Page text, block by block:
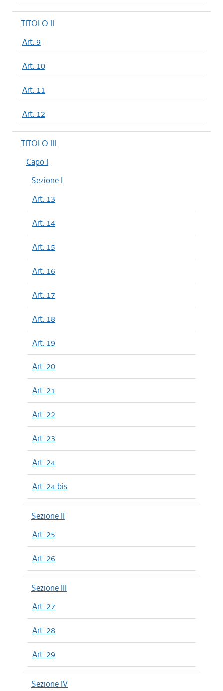
TITOLO II
Art. 9
Art. 10
Art. 11
Art. 12
TITOLO III
Capo I
Sezione I
Art. 13
Art. 14
Art. 15
Art. 16
Art. 17
Art. 18
Art. 19
Art. 20
Art. 21
Art. 22
Art. 23
Art. 24
Art. 24 bis
Sezione II
Art. 25
Art. 26
Sezione III
Art. 27
Art. 28
Art. 29
Sezione IV